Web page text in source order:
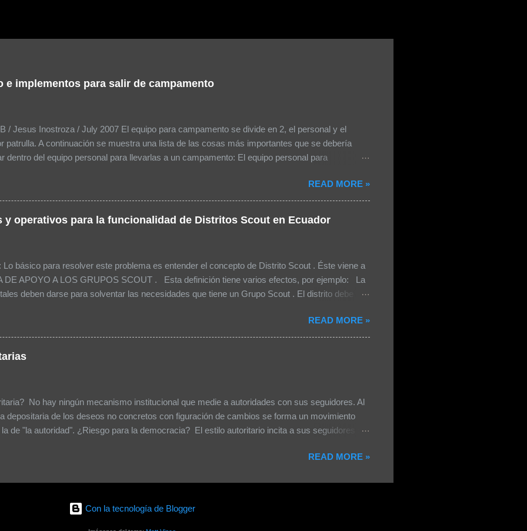
e implementos para salir de campamento
/ Jesus Inostroza / July 2007 El equipo para campamento se divide en 2, el personal y el
patrulla. A continuación se muestra una lista de las cosas más importantes que se debería
dentro del equipo personal para llevarlas a un campamento: El equipo personal para
Poncho (mangas) o impermeable Gorra o sombrero Dentro de la mochila, bolsas de plástico
Uniforme Extra con todos sus implementos 1 muda de ropa por cada día de campamento, la
incluya: Calcetines / Ropa interior Pijama o ropa cómoda para dormir Calentador / shorts
de baño Utensilios Cuchillo Cuchara Tenedor Plato Taza Tazón Equipo de higiene personal
Toallita Cepillo de dientes y pasta dental Peine o Cepillo Espejo de Metal Toalla Jabón
READ MORE »
operativos para la funcionalidad de Distritos Scout en Ecuador
básico para resolver este problema es entender el concepto de Distrito Scout . Éste viene a
DE APOYO A LOS GRUPOS SCOUT . Esta definición tiene varios efectos, por ejemplo: La
deben darse para solventar las necesidades que tiene un Grupo Scout . El distrito debe
niveles intermedios (Distritos y zonas entre la Nacional y el Grupo) generaría muchos más
en una Asociación tan pequeña como la nuestra. Por ello se recomienda el tener
-> Distrito -> Grupo). En una Asamblea no se tiene necesidad de contar con 4 niveles. Si
READ MORE »
No hay ningún mecanismo institucional que medie a autoridades con sus seguidores. Al
depositaria de los deseos no concretos con figuración de cambios se forma un movimiento
de "la autoridad". ¿Riesgo para la democracia? El estilo autoritario incita a sus seguidores a
decir sin gobernanza y poca representatividad y participación generado a conveniencia, y por
a personas que no coinciden con su verdad y forma de pensar? Se ha acentuado...
READ MORE »
Con la tecnología de Blogger